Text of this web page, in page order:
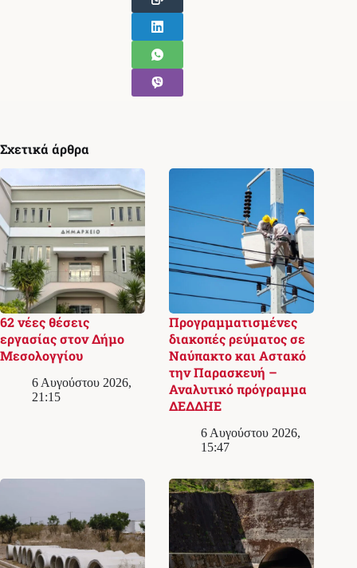
Σχετικά άρθρα
62 νέες θέσεις
εργασίας στον Δήμο
Μεσολογγίου
6 Αυγούστου 2026,
21:15
Προγραμματισμένες
διακοπές ρεύματος σε
Ναύπακτο και Αστακό
την Παρασκευή –
Αναλυτικό πρόγραμμα
ΔΕΔΔΗΕ
6 Αυγούστου 2026,
15:47